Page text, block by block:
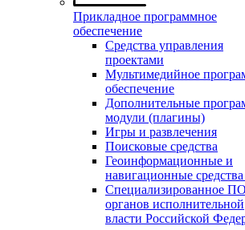
Прикладное программное
обеспечение
Средства управления
проектами
Мультимедийное
обеспечение
Дополнительные
модули (плагины)
Игры и развлечения
Поисковые средства
Геоинформационные и
навигационные
Специализированное ПО
органов исполнительной
власти Российской